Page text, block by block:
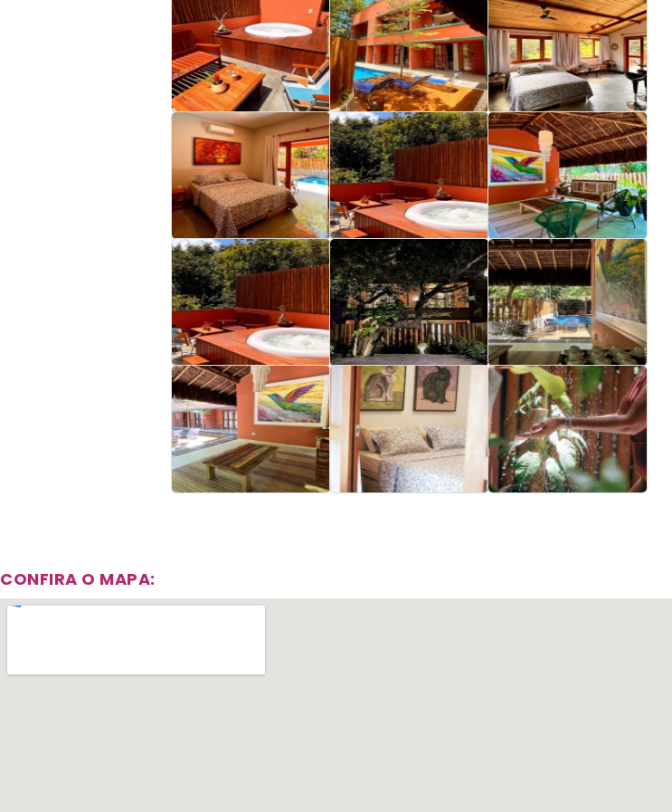
CONFIRA O MAPA: